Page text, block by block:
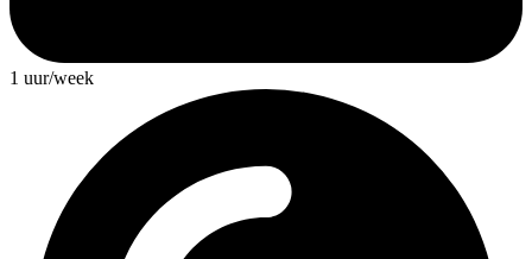
1 uur/week